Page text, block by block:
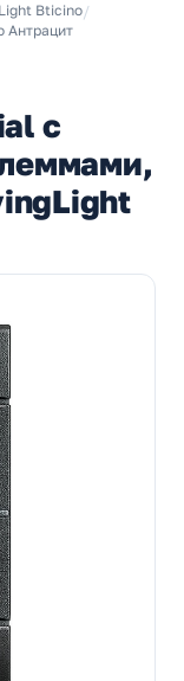
Bticino/
Антрацит
с